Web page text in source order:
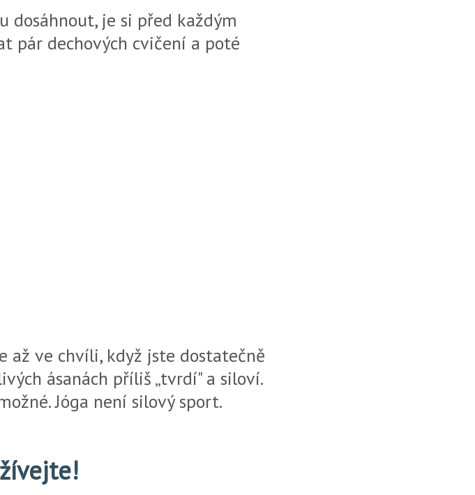
dosáhnout, je si před každým
pár dechových cvičení a poté
až ve chvíli, když jste dostatečně
ásanách příliš „tvrdí" a siloví.
Jóga není silový sport.